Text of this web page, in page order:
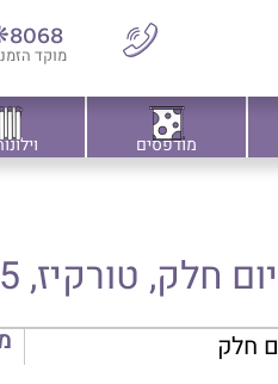
8068❋
מוקד
מודפסים
טורקיז, 25מ"מ
חלק